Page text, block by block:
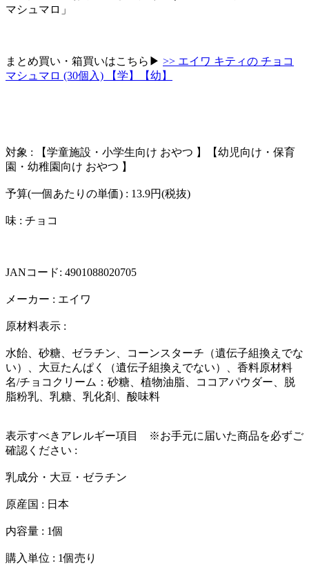
マシュマロ」
まとめ買い・箱買いはこちら▶︎ >> エイワ キティの チョコ
マシュマロ (30個入) 【学】【幼】
対象 : 【学童施設・小学生向け おやつ 】【幼児向け・保育
園・幼稚園向け おやつ 】
予算(一個あたりの単価) : 13.9円(税抜)
味 : チョコ
JANコード: 4901088020705
メーカー : エイワ
原材料表示 :
水飴、砂糖、ゼラチン、コーンスターチ（遺伝子組換えでな
い）、大豆たんぱく（遺伝子組換えでない）、香料原材料
名/チョコクリーム：砂糖、植物油脂、ココアパウダー、脱
脂粉乳、乳糖、乳化剤、酸味料
表示すべきアレルギー項目 ※お手元に届いた商品を必ずご
確認ください :
乳成分・大豆・ゼラチン
原産国 : 日本
内容量 : 1個
購入単位 : 1個売り